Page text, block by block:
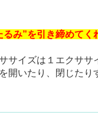
るみ”を引き締めてく
サイズは１エクササ